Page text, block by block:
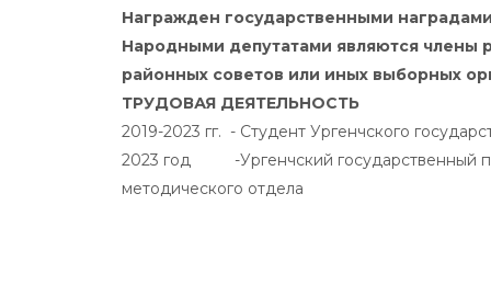
Награжден государственными
Народными депутатами являются члены
районных советов или иных выборных
ТРУДОВАЯ ДЕЯТЕЛЬНОСТЬ
2019-2023 гг. - Студент Ургенчского
2023 год -Ургенчский государственный
методического отдела